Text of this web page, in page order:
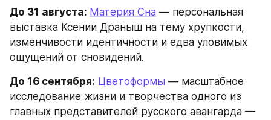
До 31 августа: Материя Сна — персональная
выставка Ксении Драныш на тему хрупкости,
изменчивости идентичности и едва уловимых
ощущений от сновидений.
До 16 сентября: Цветоформы — масштабное
исследование жизни и творчества одного из
главных представителей русского авангарда —